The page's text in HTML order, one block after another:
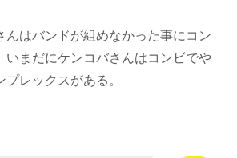
んはバンドが組めなかった事にコン
いまだにケンコバさんはコンビでや
レックスがある。